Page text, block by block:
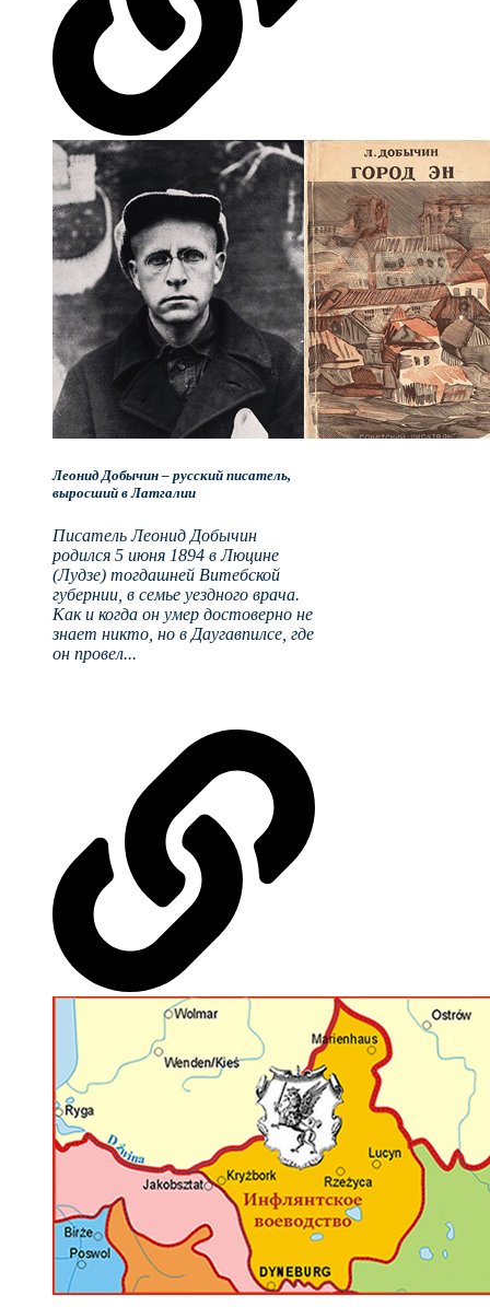
Леонид Добычин – русский писатель,
выросший в Латгалии
Писатель Леонид Добычин
родился 5 июня 1894 в Люцине
(Лудзе) тогдашней Витебской
губернии, в семье уездного врача.
Как и когда он умер достоверно не
знает никто, но в Даугавпилсе, где
он провел...